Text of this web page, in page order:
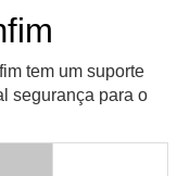
tem um suporte
segurança para o